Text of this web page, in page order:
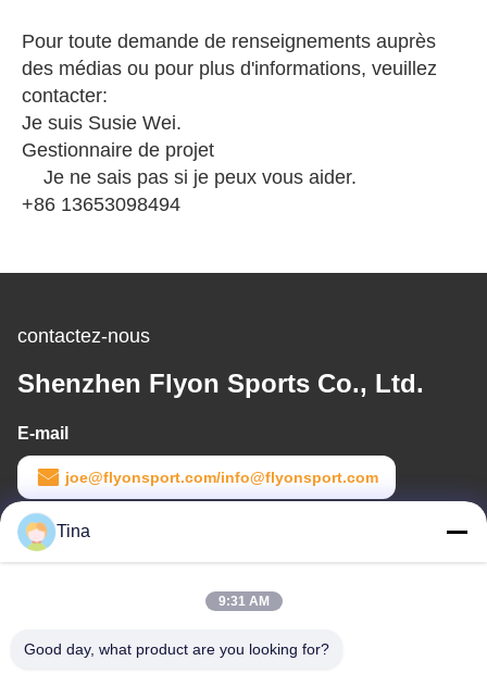
Pour toute demande de renseignements auprès
des médias ou pour plus d'informations, veuillez
contacter:
Je suis Susie Wei.
Gestionnaire de projet
Je ne sais pas si je peux vous aider.
+86 13653098494
contactez-nous
Shenzhen Flyon Sports Co., Ltd.
E-mail
joe@flyonsport.com/info@flyonsport.com
Temps de travail
9:00-18:00
Adresse
Tina
9:31 AM
Good day, what product are you looking for?